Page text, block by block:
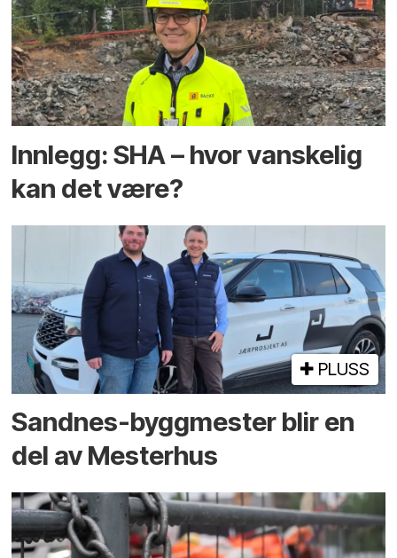
Innlegg: SHA – hvor vanskelig
kan det være?
PLUSS
Sandnes-byggmester blir en
del av Mesterhus